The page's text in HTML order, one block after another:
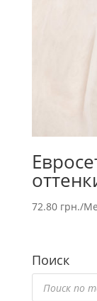
72.80 грн./
Поиск
Поиск
товаров